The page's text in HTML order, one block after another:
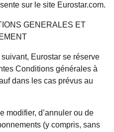
sur le site Eurostar.com.
GENERALES ET
Eurostar se réserve
Conditions générales à
dans les cas prévus au
modifier, d’annuler ou de
(y compris, sans